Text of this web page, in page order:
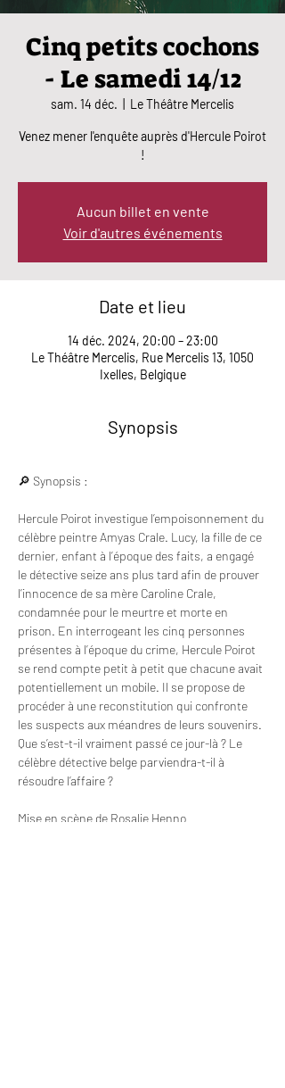
Cinq petits cochons
- Le samedi 14/12
sam. 14 déc. Le Théâtre Mercelis
Venez mener l'enquête auprès d'Hercule Poirot
!
Aucun billet en vente
Voir d'autres événements
Date et lieu
14 déc. 2024, 20:00 – 23:00
Le Théâtre Mercelis, Rue Mercelis 13, 1050
Ixelles, Belgique
Synopsis
🔎 Synopsis :
Hercule Poirot investigue l’empoisonnement du
célèbre peintre Amyas Crale. Lucy, la fille de ce
dernier, enfant à l’époque des faits, a engagé
le détective seize ans plus tard afin de prouver
l’innocence de sa mère Caroline Crale,
condamnée pour le meurtre et morte en
prison. En interrogeant les cinq personnes
présentes à l’époque du crime, Hercule Poirot
se rend compte petit à petit que chacune avait
potentiellement un mobile. Il se propose de
procéder à une reconstitution qui confronte
les suspects aux méandres de leurs souvenirs.
Que s’est-t-il vraiment passé ce jour-là ? Le
célèbre détective belge parviendra-t-il à
résoudre l’affaire ?
Mise en scène de Rosalie Henno